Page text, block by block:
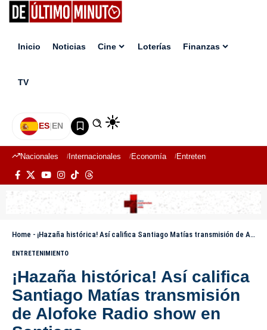
Inicio Noticias Cine Loterías Finanzas
TV
ES|EN
Nacionales Internacionales Economía Entretenimiento
Home - ¡Hazaña histórica! Así califica Santiago Matías transmisión de Alofoke Radio show en Santiago
ENTRETENIMIENTO
¡Hazaña histórica! Así califica
Santiago Matías transmisión
de Alofoke Radio show en